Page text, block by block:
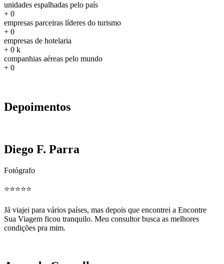
unidades espalhadas pelo país
+ 0
empresas parceiras líderes do turismo
+ 0
empresas de hotelaria
+ 0 k
companhias aéreas pelo mundo
+ 0
Depoimentos
Diego F. Parra
Fotógrafo
⭐️⭐️⭐️⭐️⭐️
Já viajei para vários países, mas depois que encontrei a Encontre
Sua Viagem ficou tranquilo. Meu consultor busca as melhores
condições pra mim.